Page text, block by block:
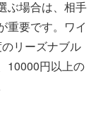
ぶ場合は、相手
重要です。ワイ
リーズナブル
10000円以上の